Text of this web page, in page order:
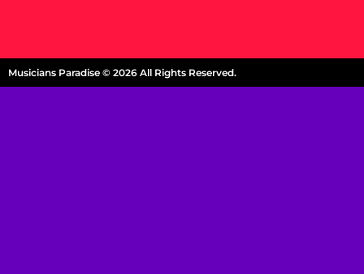
Musicians Paradise © 2026 All Rights Reserved.